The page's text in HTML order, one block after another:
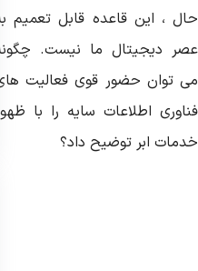
، این قاعده قابل تعمیم به
دیجیتال ما نیست. چگونه
توان حضور قوی فعالیت های
اطلاعات سایه را با ظهور
ابر توضیح داد؟